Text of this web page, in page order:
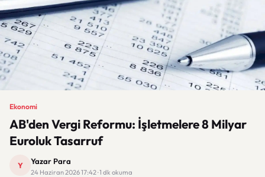
Ekonomi
AB'den Vergi Reformu: İşletmelere 8 Milyar
Euroluk Tasarruf
Y Yazar Para
24 Haziran 2026 17:42 · 1 dk okuma